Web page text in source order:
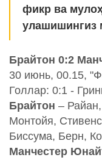
фикр ва
улашишингиз
Брайтон 0:2
30 июнь, 00.15,
Голлар: 0:1 -
Брайтон –
Монтойя,
Биссума, Берн,
Манчестер